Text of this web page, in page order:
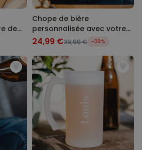
de
Chope de bière
personnalisée avec votre
figurine
24,99 €39,99 € -38%